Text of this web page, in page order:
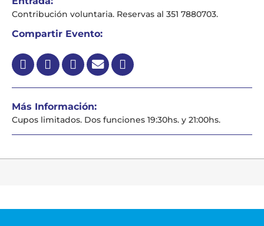
Contribución voluntaria. Reservas al 351 7880703.
Compartir Evento:
Más Información:
Cupos limitados. Dos funciones 19:30hs. y 21:00hs.